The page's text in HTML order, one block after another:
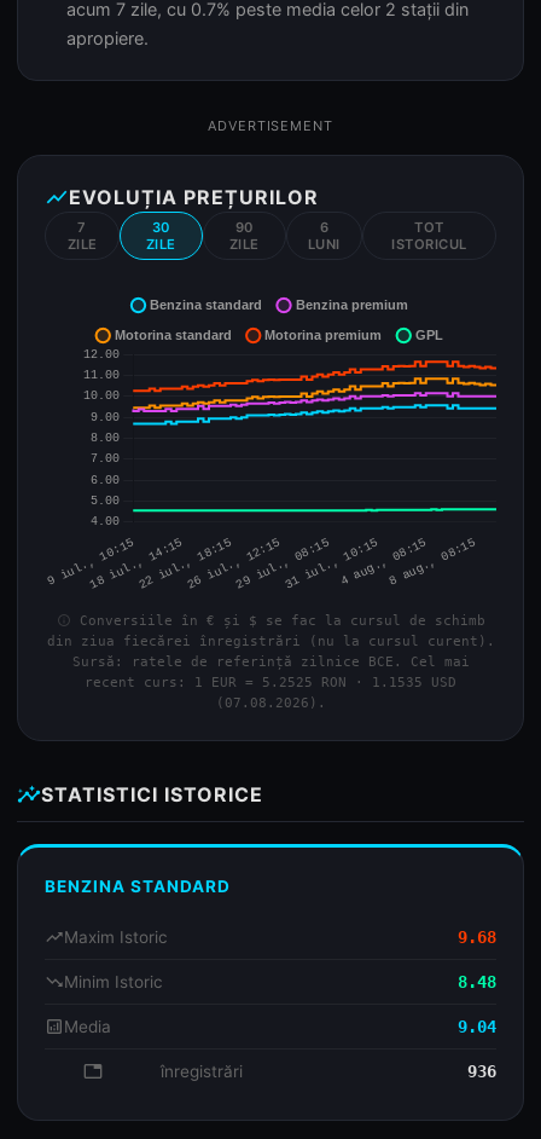
acum 7 zile, cu 0.7% peste media celor 2 stații din
apropiere.
ADVERTISEMENT
show_chartEVOLUȚIA PREȚURILOR
7
ZILE
30
ZILE
90
ZILE
6
LUNI
TOT
ISTORICUL
info Conversiile în € și $ se fac la cursul de schimb
din ziua fiecărei înregistrări (nu la cursul curent).
Sursă: ratele de referință zilnice BCE. Cel mai
recent curs: 1 EUR = 5.2525 RON · 1.1535 USD
(07.08.2026).
insightsSTATISTICI ISTORICE
BENZINA STANDARD
trending_upMaxim Istoric 9.68
trending_downMinim Istoric 8.48
analyticsMedia 9.04
database înregistrări 936